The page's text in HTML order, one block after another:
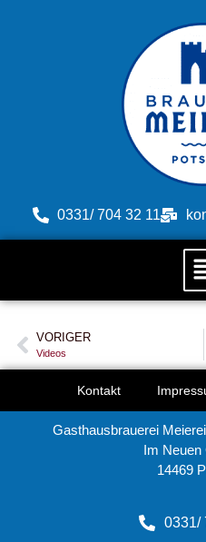
0331/ 704 32 11
VORIGER
Videos
Kontakt
Gasthausbrauerei
Im Neuen
14469
0331/